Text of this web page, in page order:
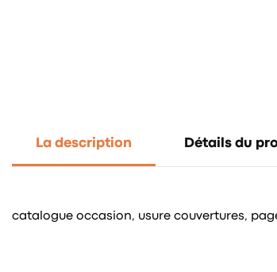
La description Détails du
catalogue occasion, usure couvertures,